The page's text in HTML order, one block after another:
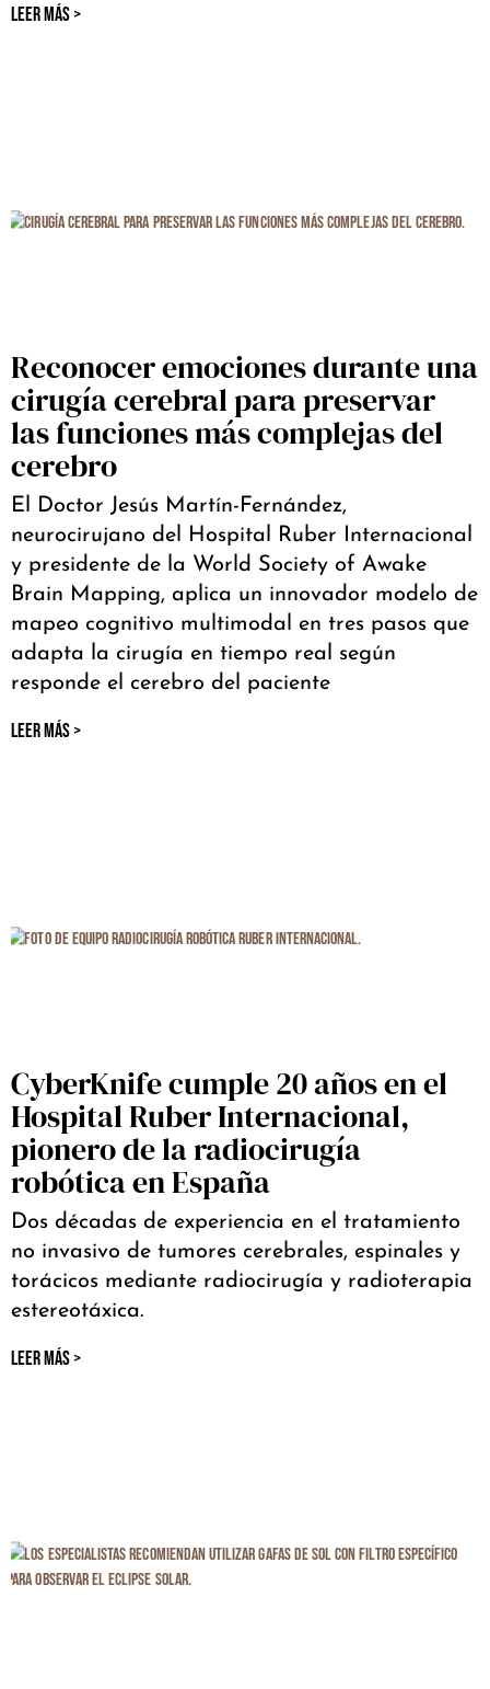
LEER MÁS >
Reconocer emociones durante una
cirugía cerebral para preservar
las funciones más complejas del
cerebro
El Doctor Jesús Martín-Fernández,
neurocirujano del Hospital Ruber Internacional
y presidente de la World Society of Awake
Brain Mapping, aplica un innovador modelo de
mapeo cognitivo multimodal en tres pasos que
adapta la cirugía en tiempo real según
responde el cerebro del paciente
LEER MÁS >
CyberKnife cumple 20 años en el
Hospital Ruber Internacional,
pionero de la radiocirugía
robótica en España
Dos décadas de experiencia en el tratamiento
no invasivo de tumores cerebrales, espinales y
torácicos mediante radiocirugía y radioterapia
estereotáxica.
LEER MÁS >